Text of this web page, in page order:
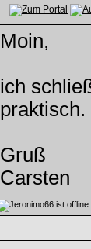
Moin,
ich
praktisch.
Gruß
Carsten